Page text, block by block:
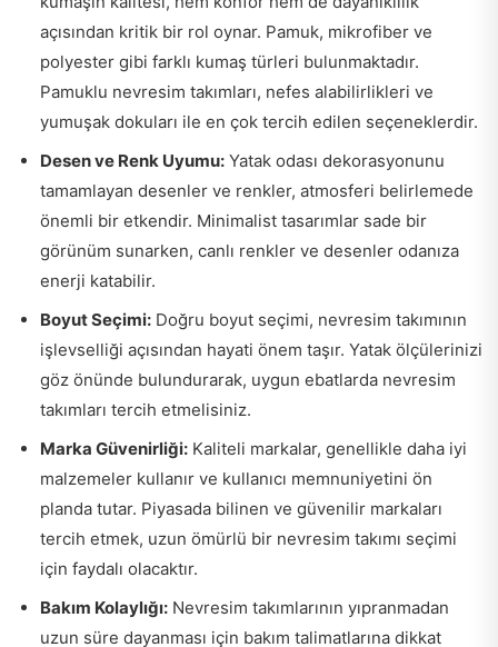
açısından kritik bir rol oynar. Pamuk, mikrofiber ve
polyester gibi farklı kumaş türleri bulunmaktadır.
Pamuklu nevresim takımları, nefes alabilirlikleri ve
yumuşak dokuları ile en çok tercih edilen seçeneklerdir.
Desen ve Renk Uyumu: Yatak odası dekorasyonunu
tamamlayan desenler ve renkler, atmosferi belirlemede
önemli bir etkendir. Minimalist tasarımlar sade bir
görünüm sunarken, canlı renkler ve desenler odanıza
enerji katabilir.
Boyut Seçimi: Doğru boyut seçimi, nevresim takımının
işlevselliği açısından hayati önem taşır. Yatak ölçülerinizi
göz önünde bulundurarak, uygun ebatlarda nevresim
takımları tercih etmelisiniz.
Marka Güvenirliği: Kaliteli markalar, genellikle daha iyi
malzemeler kullanır ve kullanıcı memnuniyetini ön
planda tutar. Piyasada bilinen ve güvenilir markaları
tercih etmek, uzun ömürlü bir nevresim takımı seçimi
için faydalı olacaktır.
Bakım Kolaylığı: Nevresim takımlarının yıpranmadan
uzun süre dayanması için bakım talimatlarına dikkat